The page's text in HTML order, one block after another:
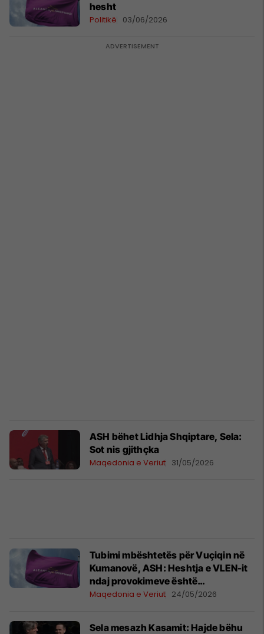
hesht
Politikë 03/06/2026
ASH bëhet Lidhja Shqiptare, Sela:
Sot nis gjithçka
Maqedonia e Veriut 31/05/2026
Tubimi mbështetës për Vuçiqin në
Kumanovë, ASH: Heshtja e VLEN-it
ndaj provokimeve është
shqetësuese
Maqedonia e Veriut 24/05/2026
Sela mesazh Kasamit: Hajde bëhu